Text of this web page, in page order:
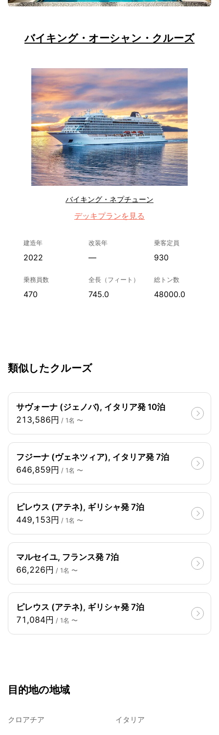
バイキング・オーシャン・クルーズ
バイキング・ネプチューン
デッキプランを見る
建造年
2022
改装年
—
乗客定員
930
乗務員数
470
全長（フィート）
745.0
総トン数
48000.0
類似したクルーズ
サヴォーナ (ジェノバ), イタリア発 10泊
213,586円 / 1名 〜
フジーナ (ヴェネツィア), イタリア発 7泊
646,859円 / 1名 〜
ピレウス (アテネ), ギリシャ発 7泊
449,153円 / 1名 〜
マルセイユ, フランス発 7泊
66,226円 / 1名 〜
ピレウス (アテネ), ギリシャ発 7泊
71,084円 / 1名 〜
目的地の地域
クロアチア イタリア